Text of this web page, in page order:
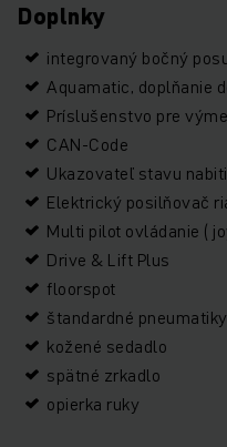
Doplnky
integrovaný bočný
Aquamatic, doplňanie
Príslušenstvo pre
CAN-Code
Ukazovateľ stavu
Elektrický posilňovač
Multi pilot ovládanie (
Drive & Lift Plus
floorspot
štandardné
kožené sedadlo
spätné zrkadlo
opierka ruky